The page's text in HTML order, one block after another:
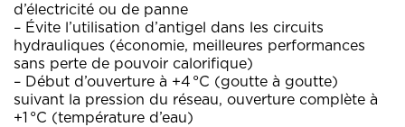
d’électricité ou de panne
– Évite l’utilisation d’antigel dans les circuits
hydrauliques (économie, meilleures performances
sans perte de pouvoir calorifique)
– Début d’ouverture à +4 °C (goutte à goutte)
suivant la pression du réseau, ouverture complète à
+1 °C (température d’eau)